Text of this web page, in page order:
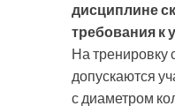
дисциплине
требования к
На тренировку
допускаются
с диаметром